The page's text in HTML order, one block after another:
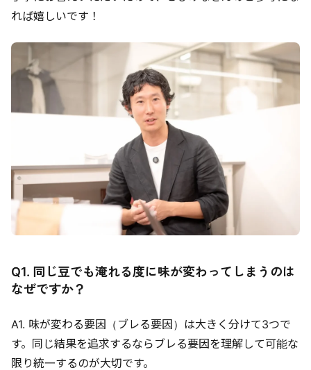
れば嬉しいです！
Q1. 同じ豆でも淹れる度に味が変わってしまうのは
なぜですか？
A1. 味が変わる要因（ブレる要因）は大きく分けて3つで
す。同じ結果を追求するならブレる要因を理解して可能な
限り統一するのが大切です。